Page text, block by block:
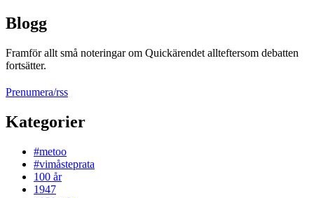
Blogg
Framför allt små noteringar om Quickärendet allteftersom debatten
fortsätter.
Prenumera/rss
Kategorier
#metoo
#vimåsteprata
100 år
1947